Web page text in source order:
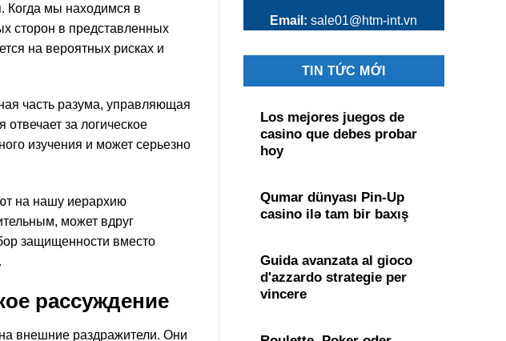
Когда мы находимся в
сторон в представленных
на вероятных рисках и
часть разума, управляющая
за логическое
изучения и может серьезно
на нашу иерархию
может вдруг
защищенности вместо
рассуждение
внешние раздражители. Они
Email: sale01@htm-int.vn
TIN TỨC MỚI
Los mejores juegos de
casino que debes probar
hoy
Qumar dünyası Pin-Up
casino ilə tam bir baxış
Guida avanzata al gioco
d'azzardo strategie per
vincere